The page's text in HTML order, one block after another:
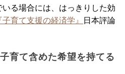
る場合には、はっきりした効
子育て支援の経済学』
日本評論
育て含めた希望を持てる